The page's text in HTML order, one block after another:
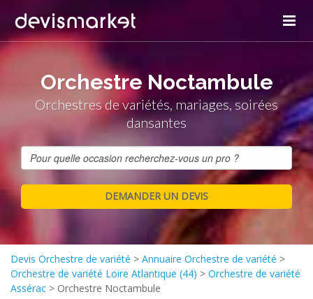
Orchestre Noctambule
Orchestres de variétés, mariages, soirées
dansantes
Devis Orchestre de variété > Annuaire Orchestre de variété >
Orchestre de variété Loire Atlantique (44) > Orchestre de variété
Assérac > Orchestre Noctambule